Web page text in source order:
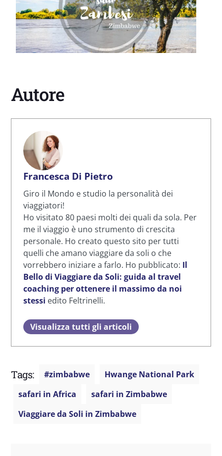
Autore
Francesca Di Pietro
Giro il Mondo e studio la personalità dei
viaggiatori!
Ho visitato 80 paesi molti dei quali da sola. Per
me il viaggio è uno strumento di crescita
personale. Ho creato questo sito per tutti
quelli che amano viaggiare da soli o che
vorrebbero iniziare a farlo. Ho pubblicato: Il
Bello di Viaggiare da Soli: guida al travel
coaching per ottenere il massimo da noi
stessi edito Feltrinelli.
Visualizza tutti gli articoli
Tags: #zimbabwe
Hwange National Park
safari in Africa
safari in Zimbabwe
Viaggiare da Soli in Zimbabwe